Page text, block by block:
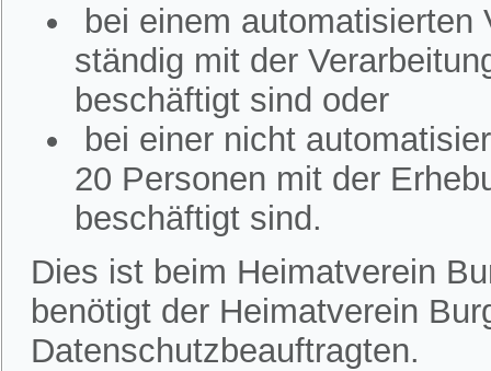
bei einem
ständig mit der
beschäftigt sind oder
bei einer nicht
20 Personen mit der
beschäftigt sind.
Dies ist beim Heimatverein
benötigt der Heimatverein
Datenschutzbeauftragten.